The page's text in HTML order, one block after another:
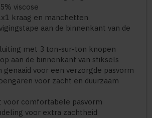
viscose
kraag en manchetten
aan de binnenkant van de
met 3 ton-sur-ton knopen
aan de binnenkant van stiksels
genaaid voor een verzorgde pasvorm
voor zacht en duurzaam
voor comfortabele pasvorm
voor extra zachtheid